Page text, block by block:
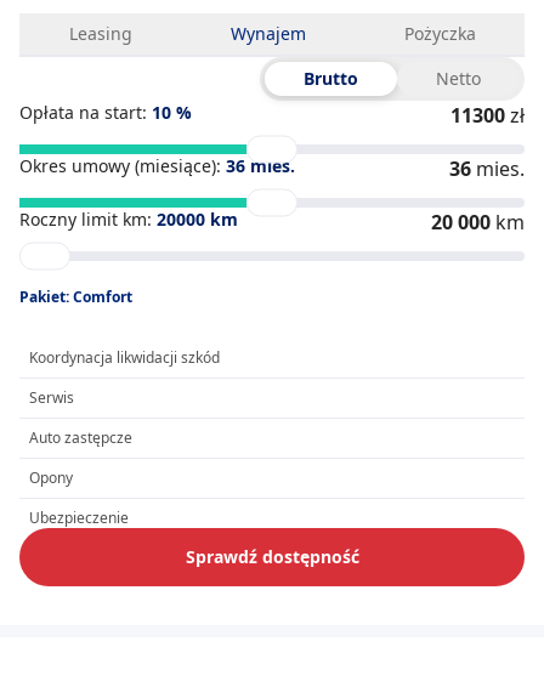
Leasing Wynajem
Pożyczka
Brutto
Netto
Opłata na start: 10 % 11300zł
Okres umowy (miesiące): 36 mies. 36 mies.
Roczny limit km: 20000 km 20 000 km
Pakiet: Comfort
Koordynacja likwidacji szkód
Serwis
Auto zastępcze
Opony
Ubezpieczenie
Sprawdź dostępność